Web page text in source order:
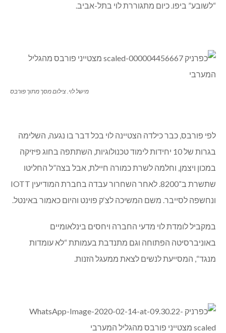
“לשובע” ביפו. כיום מתגוררת לוי בתל-אביב.
מישל לוי. צילום מסך מתוך פורבס
לפי פורבס, כבר כילדה הצטיינה לוי בכל דבר בו נגעה, השלימה
בגרות של 10 יחידות לימוד טכנולוגיות, השתתפה בחוג פיזיקה
במכון ויצמן, וחלמה לשרת כמורה חיילת, אבל בצה”ל החליטו
שתשרת ב־8200. לאחר השחרור עבדה בחברת המודיעין IOTT
ונחשפה לסייבר. משם המשיכה לצ‘ק פוינט והיום כאמור באינטל.
במקביל לומדת לוי מדעי החברה ויחסים בינלאומיים
באוניברסיטה הפתוחה וגם מתנדבת בעמותת “לא עומדות
מנגד“, המסייעת לנשים לצאת ממעגל הזנות.